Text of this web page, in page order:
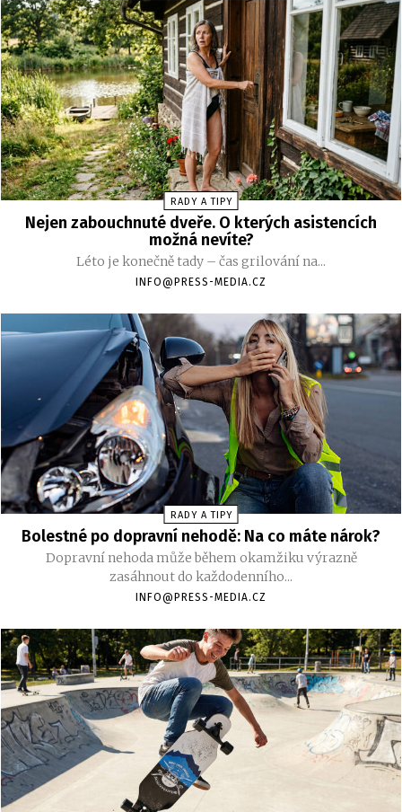
RADY A TIPY
Nejen zabouchnuté dveře. O kterých asistencích
možná nevíte?
Léto je konečně tady – čas grilování na...
INFO@PRESS-MEDIA.CZ
RADY A TIPY
Bolestné po dopravní nehodě: Na co máte nárok?
Dopravní nehoda může během okamžiku výrazně
zasáhnout do každodenního...
INFO@PRESS-MEDIA.CZ